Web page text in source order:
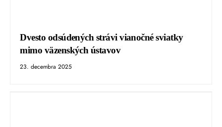
Dvesto odsúdených strávi vianočné sviatky
mimo väzenských ústavov
23. decembra 2025